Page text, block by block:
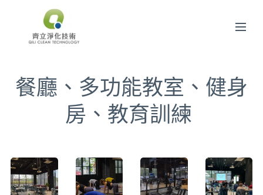
餐廳、多功能教室、健身
房、教育訓練